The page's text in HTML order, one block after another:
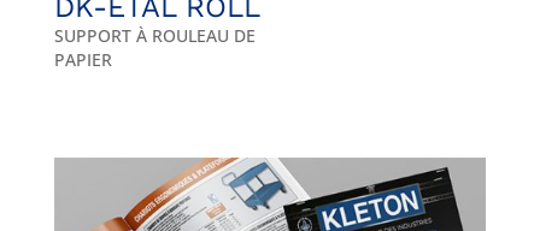
DK-ETAL ROLL
SUPPORT À ROULEAU DE
PAPIER